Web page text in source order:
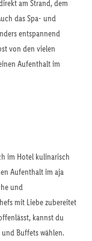
am Strand, dem
das Spa- und
entspannend
von den vielen
Aufenthalt im
im Hotel kulinarisch
Aufenthalt im aja
und
mit Liebe zubereitet
kannst du
Buffets wählen.